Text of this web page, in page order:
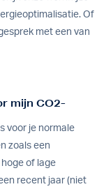
Of
met een van
mijn CO2-
voor je normale
zoals een
of lage
recent jaar (niet